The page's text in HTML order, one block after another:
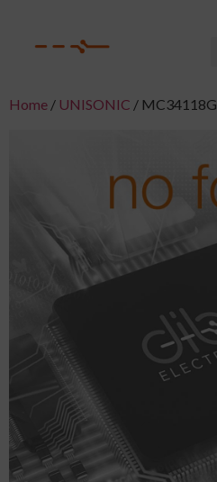
Home / UNISONIC / MC34118G